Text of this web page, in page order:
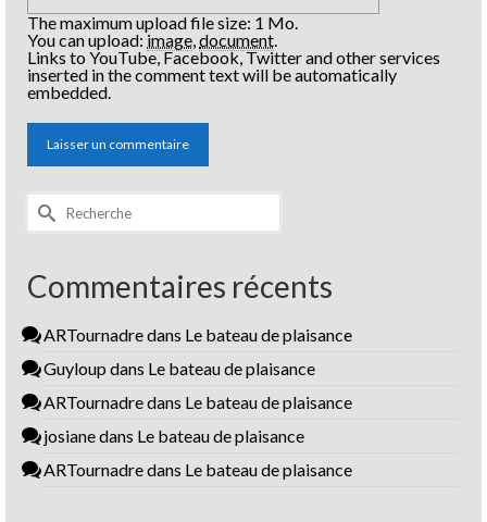
The maximum upload file size: 1 Mo.
You can upload:image,document.
Links to YouTube, Facebook, Twitter and other services
inserted in the comment text will be automatically
embedded.
Rechercher :
Commentaires récents
ARTournadredans Le bateau de plaisance
Guyloup dans Le bateau de plaisance
ARTournadredans Le bateau de plaisance
josianedans Le bateau de plaisance
ARTournadredans Le bateau de plaisance